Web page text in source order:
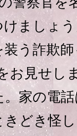
ましょ
う詐欺
お見せし
家の電
どき怪